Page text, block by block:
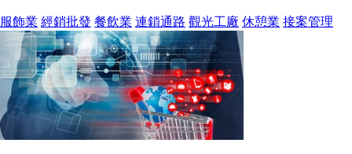
服飾業 經銷批發 餐飲業 連鎖通路 觀光工廠 休憩業 接案管理